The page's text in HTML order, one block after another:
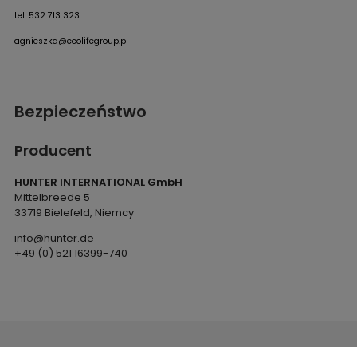
tel: 532 713 323
agnieszka@ecolifegroup.pl
Bezpieczeństwo
Producent
HUNTER INTERNATIONAL GmbH
Mittelbreede 5
33719 Bielefeld, Niemcy
info@hunter.de
+49 (0) 521 16399-740